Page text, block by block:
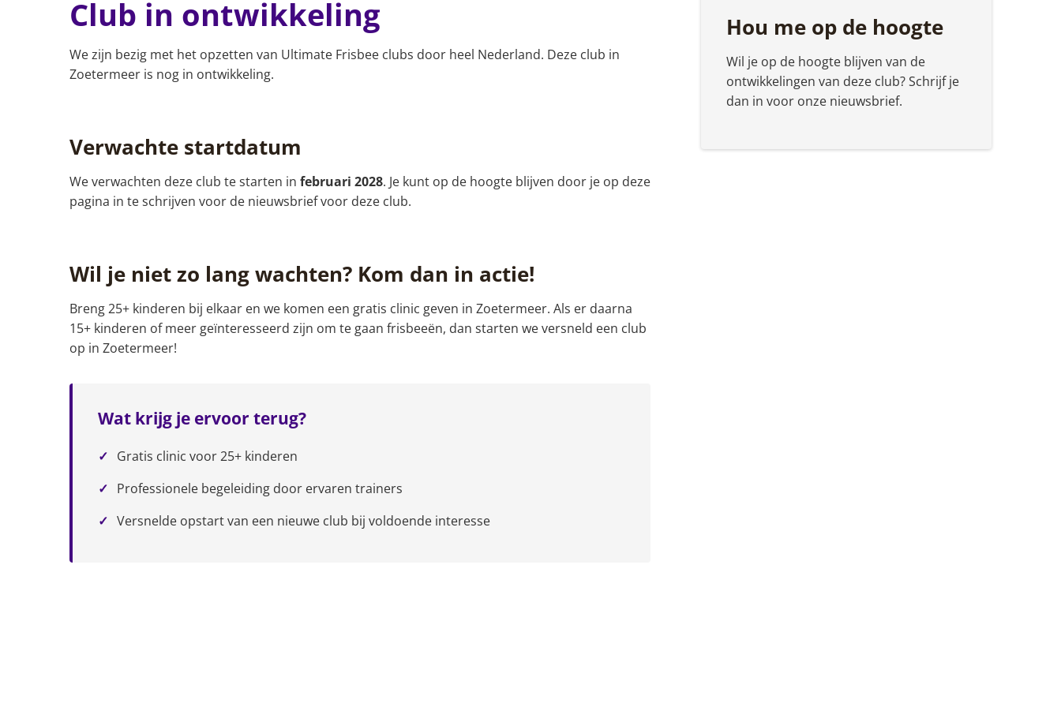
Club in ontwikkeling
We zijn bezig met het opzetten van Ultimate Frisbee clubs door heel Nederland. Deze club in
Zoetermeer is nog in ontwikkeling.
Verwachte startdatum
We verwachten deze club te starten in februari 2028. Je kunt op de hoogte blijven door je op deze
pagina in te schrijven voor de nieuwsbrief voor deze club.
Wil je niet zo lang wachten? Kom dan in actie!
Breng 25+ kinderen bij elkaar en we komen een gratis clinic geven in Zoetermeer. Als er daarna
15+ kinderen of meer geïnteresseerd zijn om te gaan frisbeeën, dan starten we versneld een club
op in Zoetermeer!
Wat krijg je ervoor terug?
Gratis clinic voor 25+ kinderen
Professionele begeleiding door ervaren trainers
Versnelde opstart van een nieuwe club bij voldoende interesse
Hou me op de hoogte
Wil je op de hoogte blijven van de
ontwikkelingen van deze club? Schrijf je
dan in voor onze nieuwsbrief.